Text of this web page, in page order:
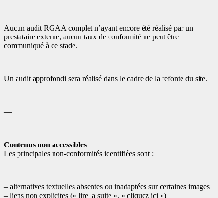
Aucun audit RGAA complet n’ayant encore été réalisé par un
prestataire externe, aucun taux de conformité ne peut être
communiqué à ce stade.
Un audit approfondi sera réalisé dans le cadre de la refonte du site.
—
Contenus non accessibles
Les principales non-conformités identifiées sont :
– alternatives textuelles absentes ou inadaptées sur certaines images
– liens non explicites (« lire la suite », « cliquez ici »)